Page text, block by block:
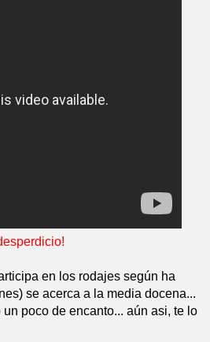
en los rodajes según ha
se acerca a la media docena...
poco de encanto... aún asi, te lo